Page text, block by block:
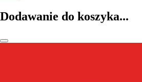
Dodawanie do koszyka...